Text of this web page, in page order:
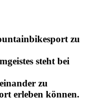
zu
steht bei
zu
erleben können.